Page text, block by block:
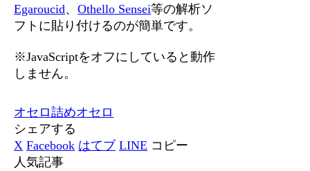
Egaroucid、Othello Sensei等の解析ソ
フトに貼り付けるのが簡単です。
※JavaScriptをオフにしていると動作
しません。
オセロ詰めオセロ
シェアする
X Facebook はてブ LINE コピー
人気記事